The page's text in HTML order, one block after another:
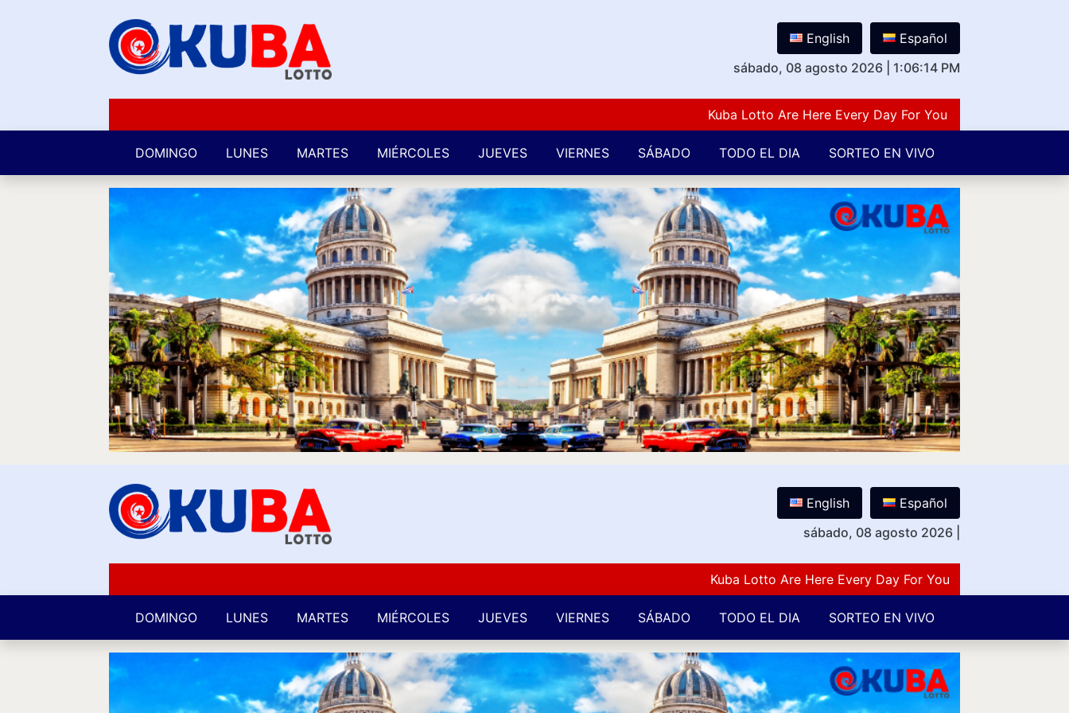
English
Español
sábado, 08 agosto 2026
1:06:15 PM
Kuba Lotto Are Here Every Day For You Lovers Of Number
DOMINGO LUNES MARTES MIÉRCOLES JUEVES VIERNES SÁBADO TODO EL DIA SORTEO EN VIVO
English
Español
sábado, 08 agosto 2026
Kuba Lotto Are Here Every Day For You Lovers Of Number
DOMINGO LUNES MARTES MIÉRCOLES JUEVES VIERNES SÁBADO TODO EL DIA SORTEO EN VIVO